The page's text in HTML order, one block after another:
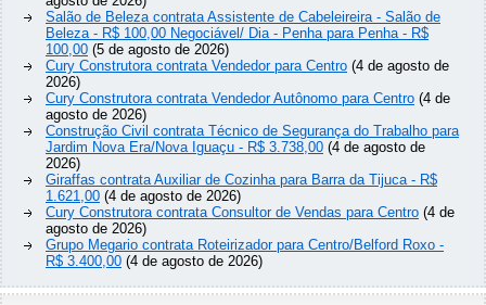
Salão de Beleza contrata Assistente de Cabeleireira - Salão de
Beleza - R$ 100,00 Negociável/ Dia - Penha para Penha - R$
100,00 (5 de agosto de 2026)
Cury Construtora contrata Vendedor para Centro (4 de agosto de
2026)
Cury Construtora contrata Vendedor Autônomo para Centro (4 de
agosto de 2026)
Construção Civil contrata Técnico de Segurança do Trabalho para
Jardim Nova Era/Nova Iguaçu - R$ 3.738,00 (4 de agosto de
2026)
Giraffas contrata Auxiliar de Cozinha para Barra da Tijuca - R$
1.621,00 (4 de agosto de 2026)
Cury Construtora contrata Consultor de Vendas para Centro (4 de
agosto de 2026)
Grupo Megario contrata Roteirizador para Centro/Belford Roxo -
R$ 3.400,00 (4 de agosto de 2026)